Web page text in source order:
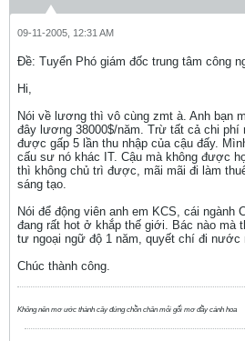
09-11-2005, 12:31 AM
Ðề: Tuyển Phó giám đốc trung tâm công
Hi,
Nói về lương thì vô cùng zmt à. Anh bạn
đây lương 38000$/năm. Trừ tất cả chi phí
được gấp 5 lần thu nhập của cậu đấy.
cấu sư nó khác IT. Cậu mà không được
thì không chủ trì được, mãi mãi đi làm
sáng tạo.
Nói để động viên anh em KCS, cái ngành
đang rất hot ở khắp thế giới. Bác nào mà
tư ngoại ngữ độ 1 năm, quyết chí đi nước
Chúc thành công.
Không nên mơ ước thành cây đứng chồn chân mỏi gối mơ đầy cánh hoa